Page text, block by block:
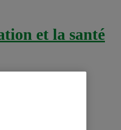
et la santé